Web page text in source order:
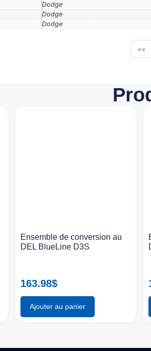
Dodge
Dodge
Dodge
««
Ensemble de conversion au
DEL BlueLine D3S
163.98$
Ajouter au panier